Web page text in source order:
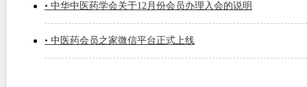
• 中华中医药学会关于12月份会员办理入会的说明
• 中医药会员之家微信平台正式上线